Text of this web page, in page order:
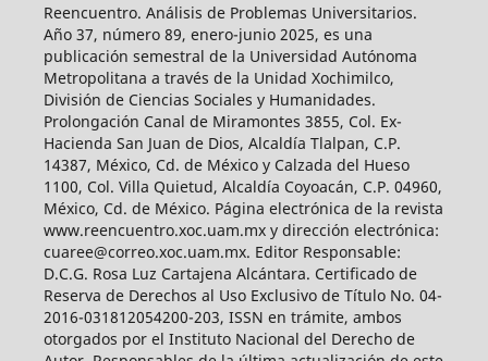
Reencuentro. Análisis de Problemas Universitarios.
Año 37, número 89, enero-junio 2025, es una
publicación semestral de la Universidad Autónoma
Metropolitana a través de la Unidad Xochimilco,
División de Ciencias Sociales y Humanidades.
Prolongación Canal de Miramontes 3855, Col. Ex-
Hacienda San Juan de Dios, Alcaldía Tlalpan, C.P.
14387, México, Cd. de México y Calzada del Hueso
1100, Col. Villa Quietud, Alcaldía Coyoacán, C.P. 04960,
México, Cd. de México. Página electrónica de la revista
www.reencuentro.xoc.uam.mx y dirección electrónica:
cuaree@correo.xoc.uam.mx. Editor Responsable:
D.C.G. Rosa Luz Cartajena Alcántara. Certificado de
Reserva de Derechos al Uso Exclusivo de Título No. 04-
2016-031812054200-203, ISSN en trámite, ambos
otorgados por el Instituto Nacional del Derecho de